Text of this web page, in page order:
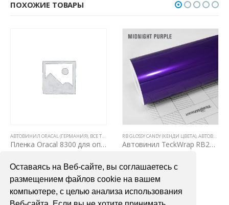
Оставаясь на Веб-сайте, вы соглашаетесь с
размещением файлов cookie на вашем
компьютере, с целью анализа использования
ПОХОЖИЕ ТОВАРЫ
,ЦВЕТНЫЕ ВИНИЛОВЫЕ ПЛЕНКИ
RB GLOSSY CANDY (КЕНДИ ЦВЕТА) ,АВТОВИНИЛ TECKWRAP ,ВСЕ ТОВАРЫ,ЦВЕТНЫЕ
Автовинил TeckWrap RB20 Midnight Purple
В КОРЗИНУ
ВСЕ ТОВАРЫ,ФАКТУРНЫЕ ПЛЕНКИ (КАРБОН, КАМУФЛЯЖ, ЦАРАПАННЫЙ МЕТАЛЛ)
Камуфляж литой винил